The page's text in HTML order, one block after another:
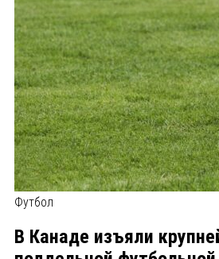
Футбол
В Канаде изъяли